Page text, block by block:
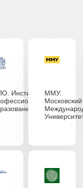
Институт
ММУ.
Московский